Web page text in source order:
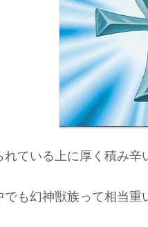
ている上に厚く積み辛
も幻神獣族って相当重